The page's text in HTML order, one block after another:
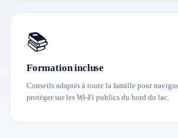
📚
Formation incluse
Conseils adaptés à toute la famille pour
protéger sur les Wi-Fi publics du bord du lac.